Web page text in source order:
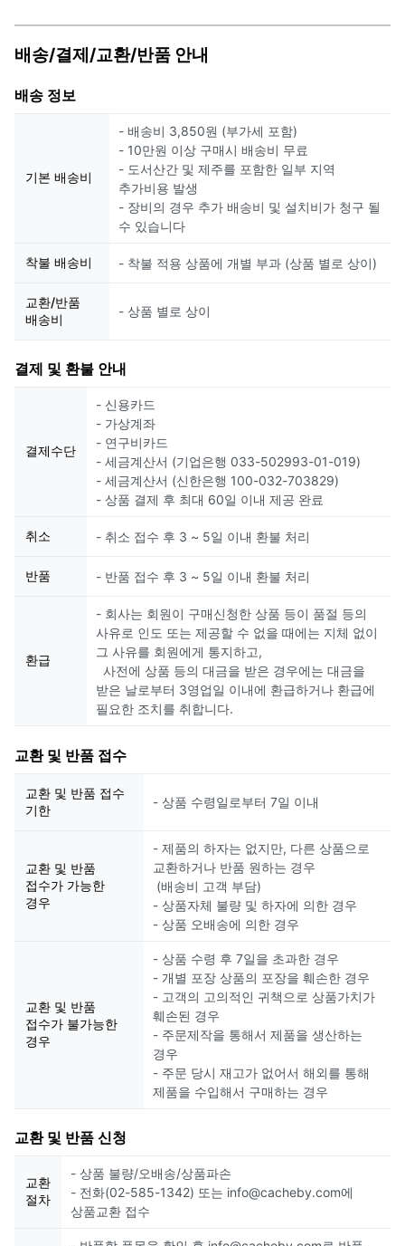
배송/결제/교환/반품 안내
배송 정보
기본 배송비
- 배송비 3,850원 (부가세 포함)
- 10만원 이상 구매시 배송비 무료
- 도서산간 및 제주를 포함한 일부 지역
추가비용 발생
- 장비의 경우 추가 배송비 및 설치비가 청구 될
수 있습니다
착불 배송비 - 착불 적용 상품에 개별 부과 (상품 별로 상이)
교환/반품
배송비
- 상품 별로 상이
결제 및 환불 안내
결제수단
- 신용카드
- 가상계좌
- 연구비카드
- 세금계산서 (기업은행 033-502993-01-019)
- 세금계산서 (신한은행 100-032-703829)
- 상품 결제 후 최대 60일 이내 제공 완료
취소 - 취소 접수 후 3 ~ 5일 이내 환불 처리
반품 - 반품 접수 후 3 ~ 5일 이내 환불 처리
환급
- 회사는 회원이 구매신청한 상품 등이 품절 등의
사유로 인도 또는 제공할 수 없을 때에는 지체 없이
그 사유를 회원에게 통지하고,
사전에 상품 등의 대금을 받은 경우에는 대금을
받은 날로부터 3영업일 이내에 환급하거나 환급에
필요한 조치를 취합니다.
교환 및 반품 접수
교환 및 반품 접수
기한
- 상품 수령일로부터 7일 이내
교환 및 반품
접수가 가능한
경우
- 제품의 하자는 없지만, 다른 상품으로
교환하거나 반품 원하는 경우
(배송비 고객 부담)
- 상품자체 불량 및 하자에 의한 경우
- 상품 오배송에 의한 경우
교환 및 반품
접수가 불가능한
경우
- 상품 수령 후 7일을 초과한 경우
- 개별 포장 상품의 포장을 훼손한 경우
- 고객의 고의적인 귀책으로 상품가치가
훼손된 경우
- 주문제작을 통해서 제품을 생산하는
경우
- 주문 당시 재고가 없어서 해외를 통해
제품을 수입해서 구매하는 경우
교환 및 반품 신청
교환
절차
- 상품 불량/오배송/상품파손
- 전화(02-585-1342) 또는 info@cacheby.com에
상품교환 접수